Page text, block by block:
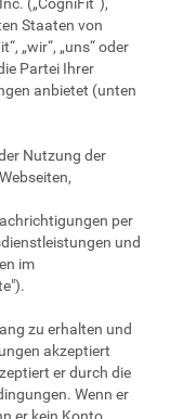
Staaten von
„wir“, „uns“ oder
Partei Ihrer
anbietet (unten
Nutzung der
per
und
im
zu erhalten und
akzeptiert
er durch die
Wenn er